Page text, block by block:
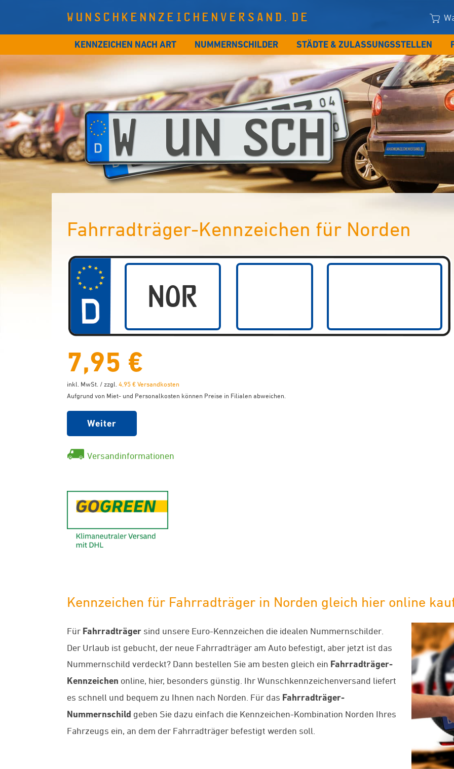
WUNSCHKENNZEICHENVERSAND.DE
KENNZEICHEN NACH ART NUMMERNSCHILDER STÄDTE & ZULASSUNGSSTELLEN
Fahrradträger-Kennzeichen für Norden
7,95 €
inkl. MwSt. / zzgl. 4,95 € Versandkosten
Aufgrund von Miet- und Personalkosten können Preise in Filialen abweichen.
Weiter
Versandinformationen
Kennzeichen für Fahrradträger in Norden gleich hier online
Für Fahrradträger sind unsere Euro-Kennzeichen die idealen Nummernschilder.
Der Urlaub ist gebucht, der neue Fahrradträger am Auto befestigt, aber jetzt ist das
Nummernschild verdeckt? Dann bestellen Sie am besten gleich ein Fahrradträger-
Kennzeichen online, hier, besonders günstig. Ihr Wunschkennzeichenversand liefert
es schnell und bequem zu Ihnen nach Norden. Für das Fahrradträger-
Nummernschild geben Sie dazu einfach die Kennzeichen-Kombination Norden Ihres
Fahrzeugs ein, an dem der Fahrradträger befestigt werden soll.